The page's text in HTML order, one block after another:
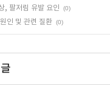
, 팔저림 유발 요인
(0)
인 및 관련 질환 (0)